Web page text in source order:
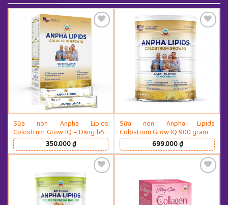
Thêm Yêu Thích
Sữa non Anpha Lipids
Colostrum Grow IQ – Dạng hộp
giấy 430 gram350.000₫
Thêm Yêu Thích
Sữa non Anpha Lipids
Colostrum Grow IQ 900 gram
699.000₫
Thêm Yêu Thích Thêm Yêu Thích